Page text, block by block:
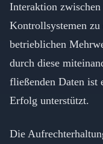
Interaktion
Kontrollsystemen
betrieblichen
durch diese
fließenden Daten ist
Erfolg unterstützt.
Die